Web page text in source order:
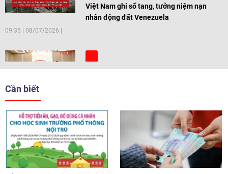
Việt Nam ghi sổ tang, tưởng niệm nạn
nhân động đất Venezuela
09:35 08/07/2026
[Video] Trẻ em Đông Á cùng kiến tạo
[Video] Âm nhạc flamenco gắn kết văn
hoá Việt Nam - Tây Ban Nha
11:10 17/06/2026
Cần biết